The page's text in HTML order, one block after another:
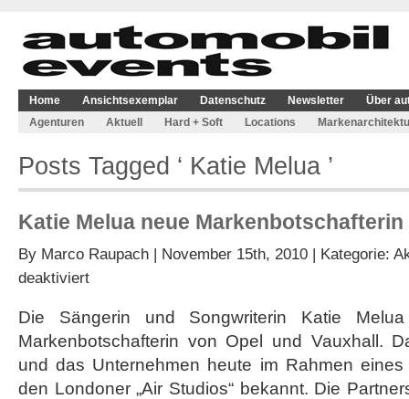
Home Ansichtsexemplar Datenschutz Newsletter
Über
Agenturen
Aktuell Hard + Soft Locations
Posts Tagged ‘ Katie Melua ’
Katie Melua neue Markenbotschafterin
By Marco Raupach | November 15th, 2010 | Kategorie:
deaktiviertfür
neue
Markenbotschafterin
Opel
Die Sängerin und Songwriterin Katie
Markenbotschafterin von Opel und Vauxhall.
und das Unternehmen heute im Rahmen
den Londoner „Air Studios“ bekannt. Die